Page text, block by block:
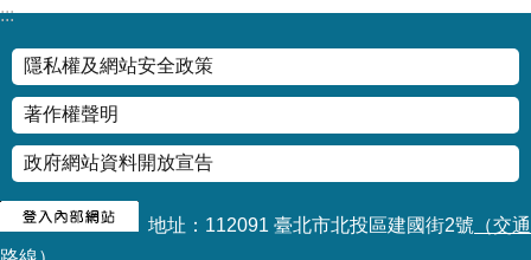
:::
隱私權及網站安全政策
著作權聲明
政府網站資料開放宣告
地址：112091 臺北市北投區建國街2號 （交通